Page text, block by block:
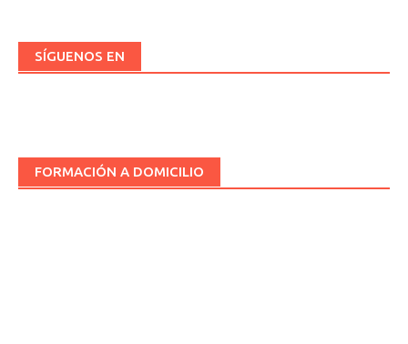
SÍGUENOS EN
FORMACIÓN A DOMICILIO